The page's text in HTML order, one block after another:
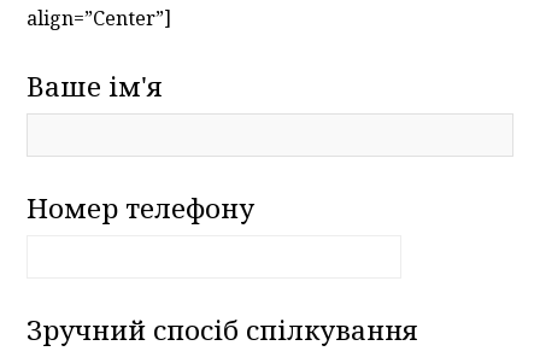
align=”Center”]
Ваше ім'я
Номер телефону
Зручний спосіб спілкування